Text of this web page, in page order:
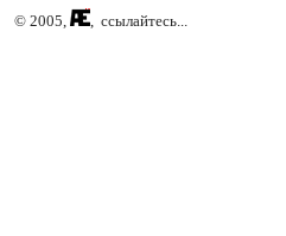
© 2005, , ссылайтесь...